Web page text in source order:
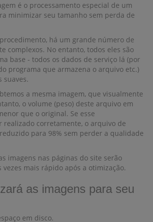
é o processamento especial de um
minimizar seu tamanho sem perda de
há um grande número de
complexos. No entanto, todos eles são
base - todos os dados de serviço lá (por
programa que armazena o arquivo etc.)
suaves.
a mesma imagem, que visualmente
o volume (peso) deste arquivo em
que o original. Se esse
realizado corretamente, o arquivo de
para 98% sem perder a qualidade
imagens nas páginas do site serão
vezes mais rápido após a otimização.
as imagens para seu
em disco.